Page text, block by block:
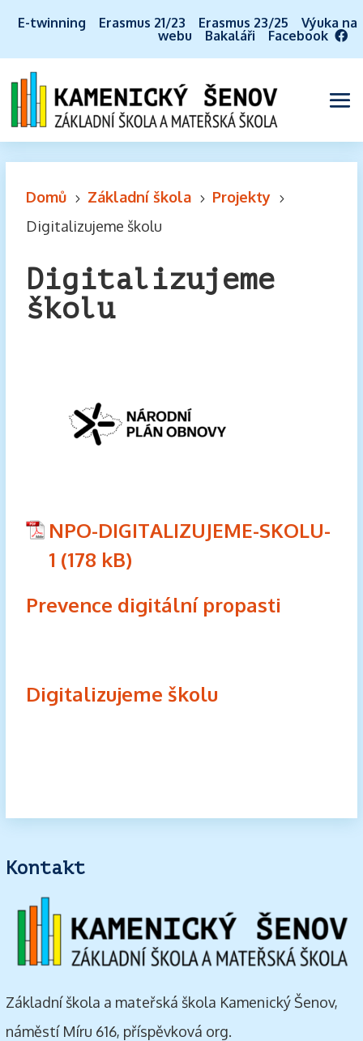
E-twinning Erasmus 21/23 Erasmus 23/25
Výuka na
webu
Bakaláři Facebook
Domů 5 Základní škola 5 Projekty 5
Digitalizujeme školu
Digitalizujeme
školu
NPO-DIGITALIZUJEME-SKOLU-
1
Prevence digitální propasti
Digitalizujeme školu
Kontakt
Základní škola a mateřská škola Kamenický Šenov,
náměstí Míru 616, příspěvková org.